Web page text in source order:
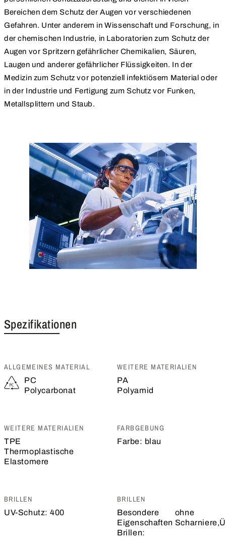
Bereichen dem Schutz der Augen vor verschiedenen
Gefahren. Unter anderem in Wissenschaft und Forschung, in
der chemischen Industrie, in Laboratorien zum Schutz der
Augen vor Spritzern gefährlicher Chemikalien, Säuren,
Laugen und anderer gefährlicher Flüssigkeiten. In der
Medizin zum Schutz vor potenziell infektiösem Material oder
in der Industrie und Fertigung zum Schutz vor Funken,
Metallsplittern und Staub.
Spezifikationen
ALLGEMEINES MATERIAL
PC
Polycarbonat
WEITERE MATERIALIEN
PA
Polyamid
WEITERE MATERIALIEN
TPE
Thermoplastische
Elastomere
FARBGEBUNG
Farbe: blau
BRILLEN
UV-Schutz: 400
BRILLEN
Besondere
Eigenschaften
Brillen:
ohne